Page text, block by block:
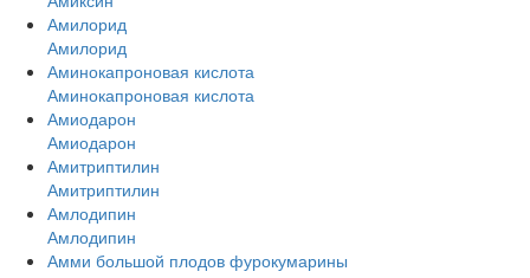
Амилорид
Амилорид
Аминокапроновая кислота
Аминокапроновая кислота
Амиодарон
Амиодарон
Амитриптилин
Амитриптилин
Амлодипин
Амлодипин
Амми большой плодов фурокумарины